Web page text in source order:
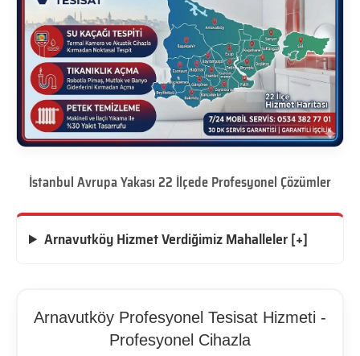
İstanbul Avrupa Yakası 22 İlçede Profesyonel Çözümler
Arnavutköy Hizmet Verdiğimiz Mahalleler [+]
Arnavutköy Profesyonel Tesisat Hizmeti -
Profesyonel Cihazla